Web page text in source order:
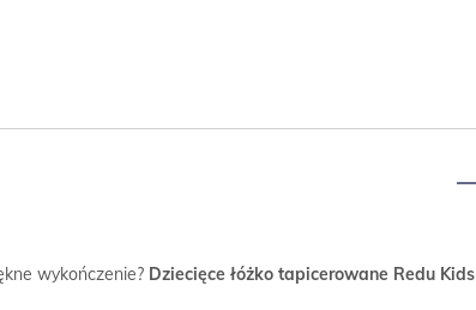
wykończenie? Dziecięce łóżko tapicerowane Redu Kids